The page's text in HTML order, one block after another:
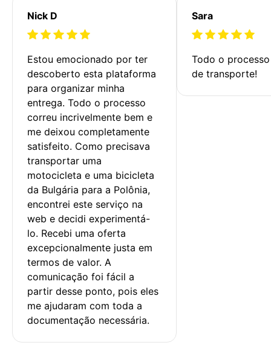
Nick D
Estou emocionado por ter
descoberto esta plataforma
para organizar minha
entrega. Todo o processo
correu incrivelmente bem e
me deixou completamente
satisfeito. Como precisava
transportar uma
motocicleta e uma bicicleta
da Bulgária para a Polônia,
encontrei este serviço na
web e decidi experimentá-
lo. Recebi uma oferta
excepcionalmente justa em
termos de valor. A
comunicação foi fácil a
partir desse ponto, pois eles
me ajudaram com toda a
documentação necessária.
Sara
Todo o
de transporte!